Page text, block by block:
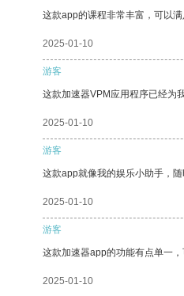
这款app的课程非常丰富，可以
2025-01-10
游客
这款加速器VPM应用程序已经为
2025-01-10
游客
这款app就像我的娱乐小助手，随
2025-01-10
游客
这款加速器app的功能有点单一
2025-01-10